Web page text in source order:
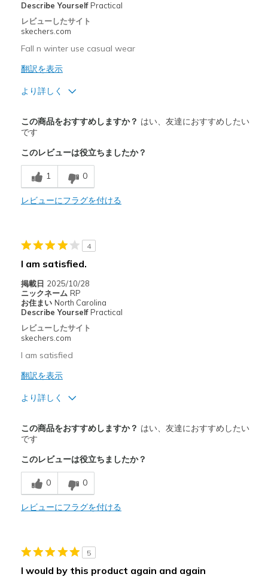
Travel
Width
Sizing
Feels true to size
Describe Yourself Practical
レビューしたサイト
skechers.com
Fall n winter use casual wear
翻訳を表示
より詳しく
Attractive Design
Durable
Stylish
商品が期待と異なったレビュー
以下に最適
Casual Wear
Going Out
Travel
Width
Sizing
この商品をおすすめしますか？ はい、友達におすすめしたい
です
このレビューは役立ちましたか？
1 0
レビューにフラグを付ける
4
I am satisfied.
掲載日 2025/10/28
ニックネーム RP
お住まい North Carolina
Describe Yourself Practical
レビューしたサイト
skechers.com
I am satisfied
翻訳を表示
より詳しく
Attractive Design
Breathe Well
Comfortable
Stylish
Need Break In
以下に最適
この商品をおすすめしますか？ はい、友達におすすめしたい
です
このレビューは役立ちましたか？
0 0
レビューにフラグを付ける
5
I would by this product again and again